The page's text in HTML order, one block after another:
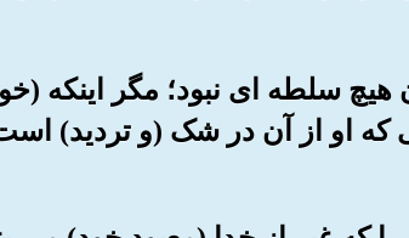
هیچ سلطه ای نبود؛ مگر اینکه
او از آن در شک (و تردید)